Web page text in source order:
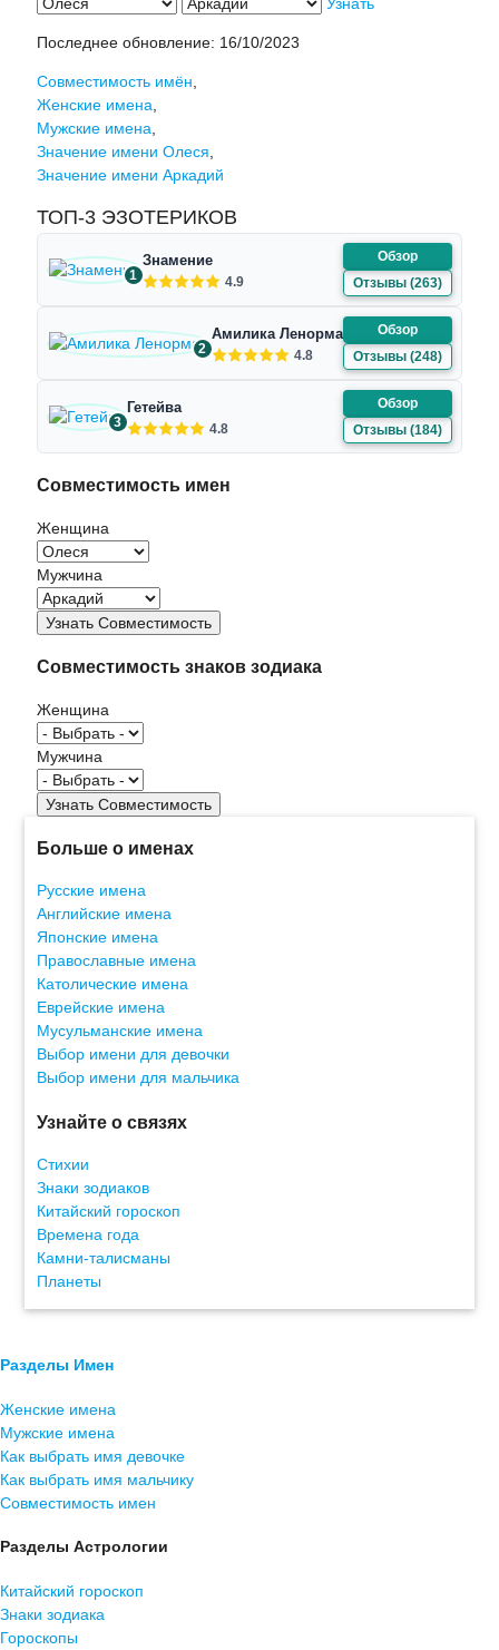
Последнее обновление: 16/10/2023
Совместимость имён
Женские имена
Мужские имена
Значение имени Олеся
Значение имени Аркадий
ТОП-3 ЭЗОТЕРИКОВ
1
Знамение
4.9
Обзор
Отзывы (263)
2
Амилика Ленорман
4.8
Обзор
Отзывы (248)
3
Гетейва
4.8
Обзор
Отзывы (184)
Совместимость имен
Женщина
Мужчина
Совместимость знаков зодиака
Женщина
Мужчина
Больше о именах
Русские имена
Английские имена
Японские имена
Православные имена
Католические имена
Еврейские имена
Мусульманские имена
Выбор имени для девочки
Выбор имени для мальчика
Узнайте о связях
Стихии
Знаки зодиаков
Китайский гороскоп
Времена года
Камни-талисманы
Планеты
Разделы Имен
Женские имена
Мужские имена
Как выбрать имя девочке
Как выбрать имя мальчику
Совместимость имен
Разделы Астрологии
Китайский гороскоп
Знаки зодиака
Гороскопы